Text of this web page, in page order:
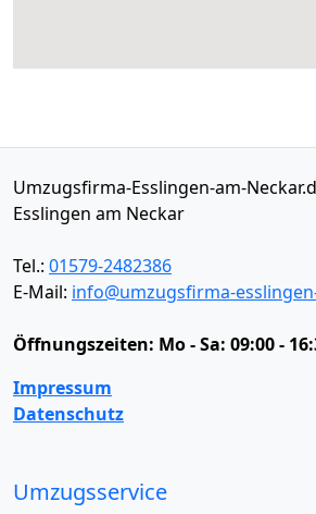
Umzugsfirma-Esslingen-am-
Esslingen am Neckar
Tel.: 01579-2482386
E-Mail: info@umzugsfirma-
Öffnungszeiten: Mo - Sa: 09:00 -
Impressum
Datenschutz
Umzugsservice